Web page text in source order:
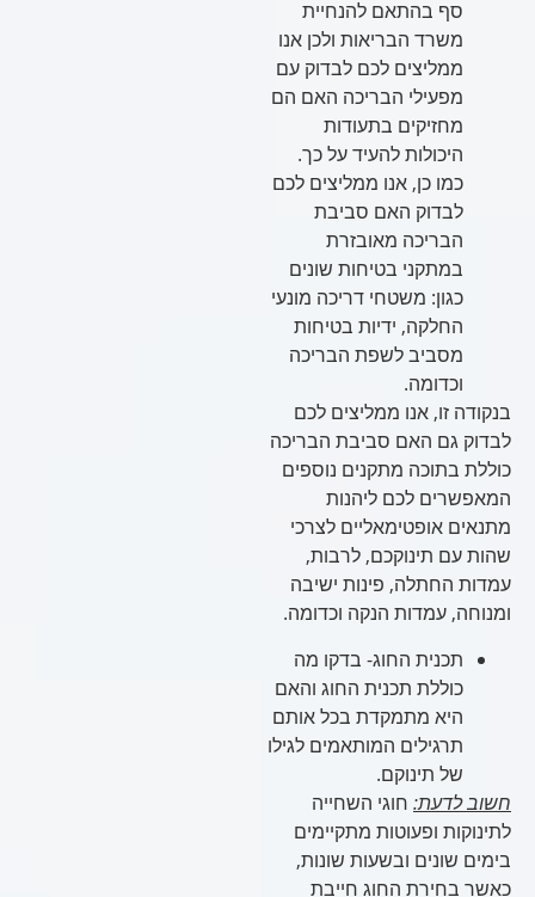
סף בהתאם להנחיית
משרד הבריאות ולכן אנו
ממליצים לכם לבדוק עם
מפעילי הבריכה האם הם
מחזיקים בתעודות
היכולות להעיד על כך.
כמו כן, אנו ממליצים לכם
לבדוק האם סביבת
הבריכה מאובזרת
במתקני בטיחות שונים
כגון: משטחי דריכה מונעי
החלקה, ידיות בטיחות
מסביב לשפת הבריכה
וכדומה.
בנקודה זו, אנו ממליצים לכם
לבדוק גם האם סביבת הבריכה
כוללת בתוכה מתקנים נוספים
המאפשרים לכם ליהנות
מתנאים אופטימאליים לצרכי
שהות עם תינוקכם, לרבות,
עמדות החתלה, פינות ישיבה
ומנוחה, עמדות הנקה וכדומה.
תכנית החוג- בדקו מה
כוללת תכנית החוג והאם
היא מתמקדת בכל אותם
תרגילים המותאמים לגילו
של תינוקם.
חשוב לדעת:חוגי השחייה
לתינוקות ופעוטות מתקיימים
בימים שונים ובשעות שונות,
כאשר בחירת החוג חייבת